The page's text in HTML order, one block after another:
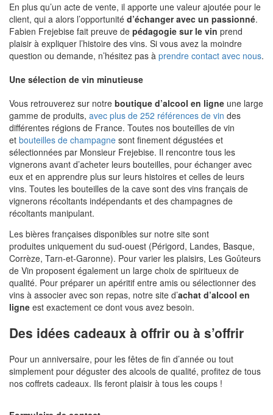
En plus qu’un acte de vente, il apporte une valeur ajoutée pour le
client, qui a alors l’opportunité d’échanger avec un passionné.
Fabien Frejebise fait preuve de pédagogie sur le vin prend
plaisir à expliquer l’histoire des vins. Si vous avez la moindre
question ou demande, n’hésitez pas à prendre contact avec nous.
Une sélection de vin minutieuse
Vous retrouverez sur notre boutique d’alcool en ligne une large
gamme de produits, avec plus de 252 références de vin des
différentes régions de France. Toutes nos bouteilles de vin
et bouteilles de champagne sont finement dégustées et
sélectionnées par Monsieur Frejebise. Il rencontre tous les
vignerons avant d’acheter leurs bouteilles, pour échanger avec
eux et en apprendre plus sur leurs histoires et celles de leurs
vins. Toutes les bouteilles de la cave sont des vins français de
vignerons récoltants indépendants et des champagnes de
récoltants manipulant.
Les bières françaises disponibles sur notre site sont
produites uniquement du sud-ouest (Périgord, Landes, Basque,
Corrèze, Tarn-et-Garonne). Pour varier les plaisirs, Les Goûteurs
de Vin proposent également un large choix de spiritueux de
qualité. Pour préparer un apéritif entre amis ou sélectionner des
vins à associer avec son repas, notre site d’achat d’alcool en
ligne est exactement ce dont vous avez besoin.
Des idées cadeaux à offrir ou à s’offrir
Pour un anniversaire, pour les fêtes de fin d’année ou tout
simplement pour déguster des alcools de qualité, profitez de tous
nos coffrets cadeaux. Ils feront plaisir à tous les coups !